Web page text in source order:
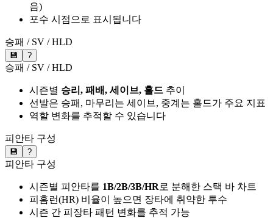
음)
포수 시점으로 표시됩니다
승패 / SV / HLD
💾 ?
승패 / SV / HLD
시즌별 승리, 패배, 세이브, 홀드 추이
선발은 승패, 마무리는 세이브, 중계는 홀드가 주요 지표
역할 변화를 추적할 수 있습니다
피안타 구성
💾 ?
피안타 구성
시즌별 피안타를 1B/2B/3B/HR로 분해한 스택 바 차트
피홈런(HR) 비율이 높으면 장타에 취약한 투수
시즌 간 피장타 패턴 변화를 추적 가능